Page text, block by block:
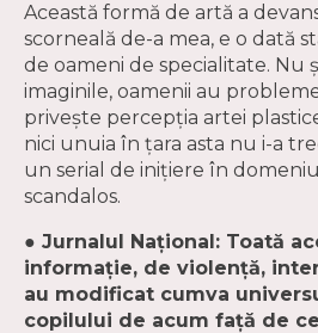
Această formă de artă a
scorneală de-a mea, e o dată
de oameni de specialitate. Nu
imaginile, oamenii au
priveşte percepţia artei
nici unuia în ţara asta nu i-a
un serial de iniţiere în
scandalos.
● Jurnalul Naţional: Toată
informaţie, de violenţă,
au modificat cumva
copilului de acum faţă de